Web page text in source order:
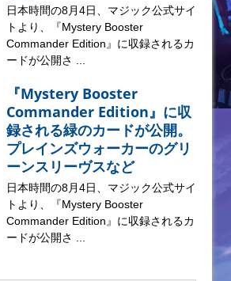
日本時間の8月4日、マジック公式サイ
トより、『Mystery Booster
Commander Edition』に収録されるカ
ードが公開さ ...
『Mystery Booster
Commander Edition』に収
録される緑のカードが公開。
プレインズウォーカーのグリ
ーンスリーヴスなど
日本時間の8月4日、マジック公式サイ
トより、『Mystery Booster
Commander Edition』に収録されるカ
ードが公開さ ...